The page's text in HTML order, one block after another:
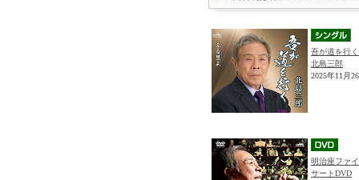
吾が道を行く
北島三郎
2025年11月
明治座ファ
サートDVD